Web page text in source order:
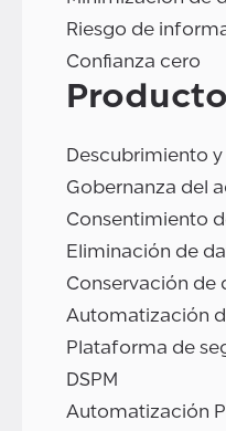
Riesgo de
Confianza cero
Descubrimiento
Gobernanza del
Consentimiento
Eliminación de
Conservación de
Automatización
Plataforma de
DSPM
Automatización